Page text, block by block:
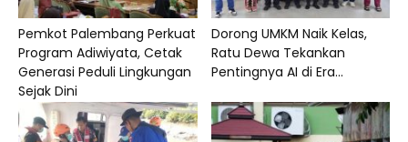
Pemkot Palembang Perkuat
Program Adiwiyata, Cetak
Generasi Peduli Lingkungan
Sejak Dini
Dorong UMKM Naik Kelas,
Ratu Dewa Tekankan
Pentingnya AI di Era...